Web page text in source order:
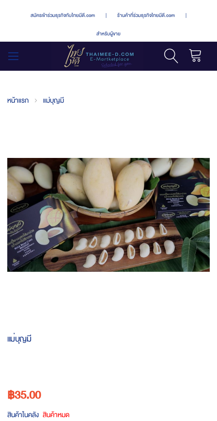
สมัครเข้าร่วมธุรกิจกับไทยมีดี.com | ร้านค้าที่ร่วมธุรกิจไทยมีดี.com |
สำหรับผู้ขาย
หน้าแรก แม่บุญมี
of
the
images
gallery
the
gallery
แม่บุญมี
฿35.00
สินค้าในคลัง สินค้าหมด